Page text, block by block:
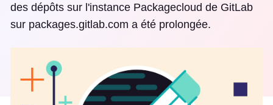
des dépôts sur l'instance Packagecloud de GitLab
sur packages.gitlab.com a été prolongée.